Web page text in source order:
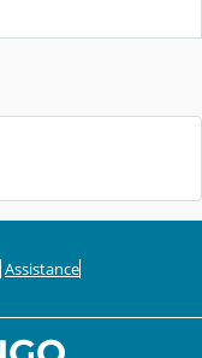
Assistance